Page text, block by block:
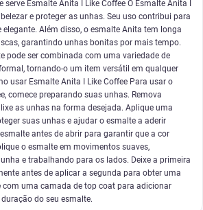
Esmalte Anita I Like Coffee O Esmalte Anita I
e proteger as unhas. Seu uso contribui para
Além disso, o esmalte Anita tem longa
garantindo unhas bonitas por mais tempo.
pode ser combinada com uma variedade de
tornando-o um item versátil em qualquer
usar Esmalte Anita I Like Coffee Para usar o
comece preparando suas unhas. Remova
as unhas na forma desejada. Aplique uma
suas unhas e ajudar o esmalte a aderir
antes de abrir para garantir que a cor
o esmalte em movimentos suaves,
e trabalhando para os lados. Deixe a primeira
antes de aplicar a segunda para obter uma
com uma camada de top coat para adicionar
do seu esmalte.